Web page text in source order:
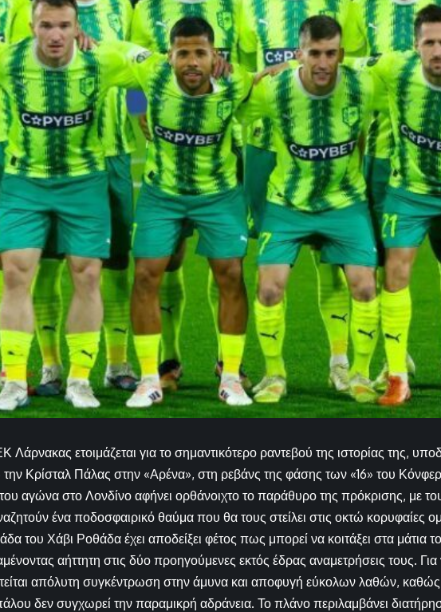
Λάρνακας ετοιμάζεται για το σημαντικότερο ραντεβού της ιστορίας της,
την Κρίσταλ Πάλας στην «Αρένα», στη ρεβάνς της φάσης των «16» του
αγώνα στο Λονδίνο αφήνει ορθάνοιχτο το παράθυρο της πρόκρισης, με
ένα ποδοσφαιρικό θαύμα που θα τους στείλει στις οκτώ κορυφαίες
του Χάβι Ροθάδα έχει αποδείξει φέτος πως μπορεί να κοιτάξει στα μάτια
αήττητη στις δύο προηγούμενες εκτός έδρας αναμετρήσεις τους. Για
απόλυτη συγκέντρωση στην άμυνα και αποφυγή εύκολων λαθών, καθώς
δεν συγχωρεί την παραμικρή αδράνεια. Το πλάνο περιλαμβάνει